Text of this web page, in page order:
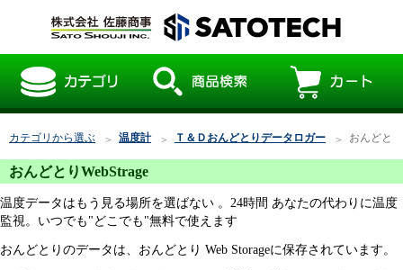
カテゴリから選ぶ 温度計 Ｔ＆Ｄおんどとりデータロガー おんどとり
おんどとりWebStrage
温度データはもう見る場所を選ばない 。24時間 あなたの代わりに温度
監視。いつでも"どこでも"無料で使えます
おんどとりのデータは、おんどとり Web Storageに保存されています。